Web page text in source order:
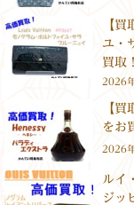
【
ユ・
買取
2026
【
をお
2026
ルイ
ジッ